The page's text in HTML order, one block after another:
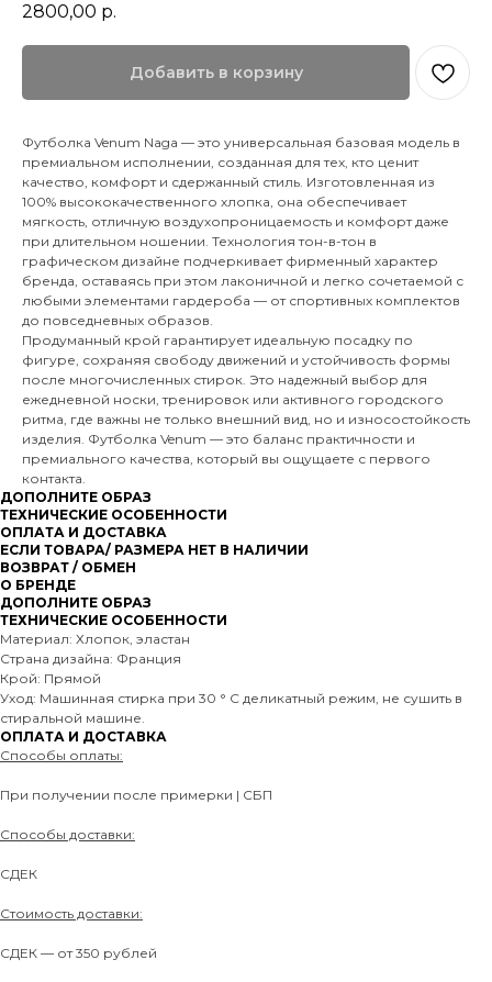
2800,00 р.
Добавить в корзину
Футболка Venum Naga — это универсальная базовая модель в
премиальном исполнении, созданная для тех, кто ценит
качество, комфорт и сдержанный стиль. Изготовленная из
100% высококачественного хлопка, она обеспечивает
мягкость, отличную воздухопроницаемость и комфорт даже
при длительном ношении. Технология тон-в-тон в
графическом дизайне подчеркивает фирменный характер
бренда, оставаясь при этом лаконичной и легко сочетаемой с
любыми элементами гардероба — от спортивных комплектов
до повседневных образов.
Продуманный крой гарантирует идеальную посадку по
фигуре, сохраняя свободу движений и устойчивость формы
после многочисленных стирок. Это надежный выбор для
ежедневной носки, тренировок или активного городского
ритма, где важны не только внешний вид, но и износостойкость
изделия. Футболка Venum — это баланс практичности и
премиального качества, который вы ощущаете с первого
контакта.
ДОПОЛНИТЕ ОБРАЗ
ТЕХНИЧЕСКИЕ ОСОБЕННОСТИ
ОПЛАТА И ДОСТАВКА
ЕСЛИ ТОВАРА/ РАЗМЕРА НЕТ В НАЛИЧИИ
ВОЗВРАТ / ОБМЕН
О БРЕНДЕ
ДОПОЛНИТЕ ОБРАЗ
ТЕХНИЧЕСКИЕ ОСОБЕННОСТИ
Материал: Хлопок, эластан
Страна дизайна: Франция
Крой: Прямой
Уход: Машинная стирка при 30 ° C деликатный режим, не сушить в
стиральной машине.
ОПЛАТА И ДОСТАВКА
Способы оплаты:
При получении после примерки | СБП
Способы доставки:
СДЕК
Стоимость доставки:
СДЕК — от 350 рублей